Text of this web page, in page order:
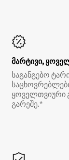
მარტივი,
საგანგებო
ყოველთვიური
გარეშე.*